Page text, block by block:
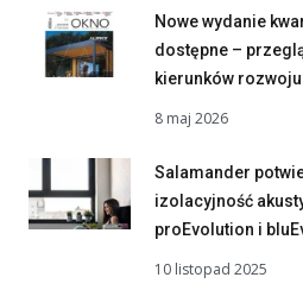
Nowe wydanie
dostępne –
kierunków
8 maj 2026
Salamander
izolacyjność
proEvolution i
10 listopad 2025